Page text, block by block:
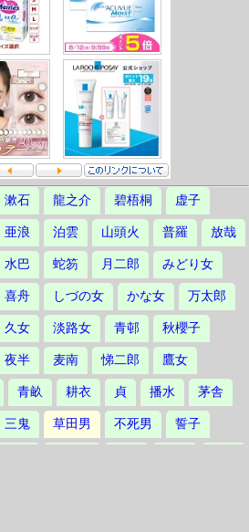
漱石 龍之介 碧梧桐 虚子
亜浪 泊雲 山頭火 普羅 放哉
水巴 蛇笏 月二郎 みどり女
喜舟 しづの女 かな女 万太郎
久女 淡路女 青邨 秋櫻子
夜半 麦南 悌二郎 鷹女
青畝 耕衣 貞 播水 茅舎
三鬼 草田男 不死男 誓子